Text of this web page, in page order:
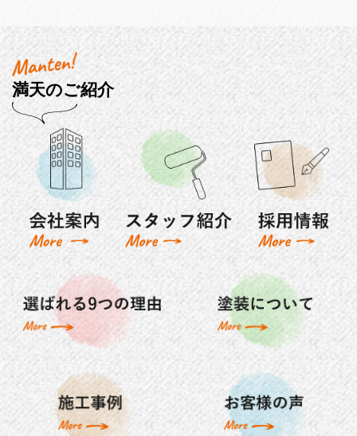
満天のご紹介